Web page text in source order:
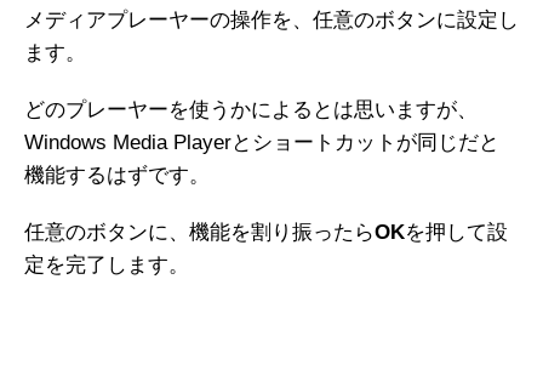
メディアプレーヤーの操作を、任意のボタンに設定し
ます。
どのプレーヤーを使うかによるとは思いますが、
Windows Media Playerとショートカットが同じだと
機能するはずです。
任意のボタンに、機能を割り振ったらOKを押して設
定を完了します。